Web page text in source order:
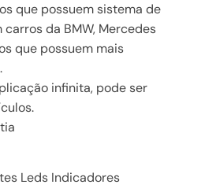
que possuem sistema de
da BMW, Mercedes
que possuem mais
infinita, pode ser
Leds Indicadores